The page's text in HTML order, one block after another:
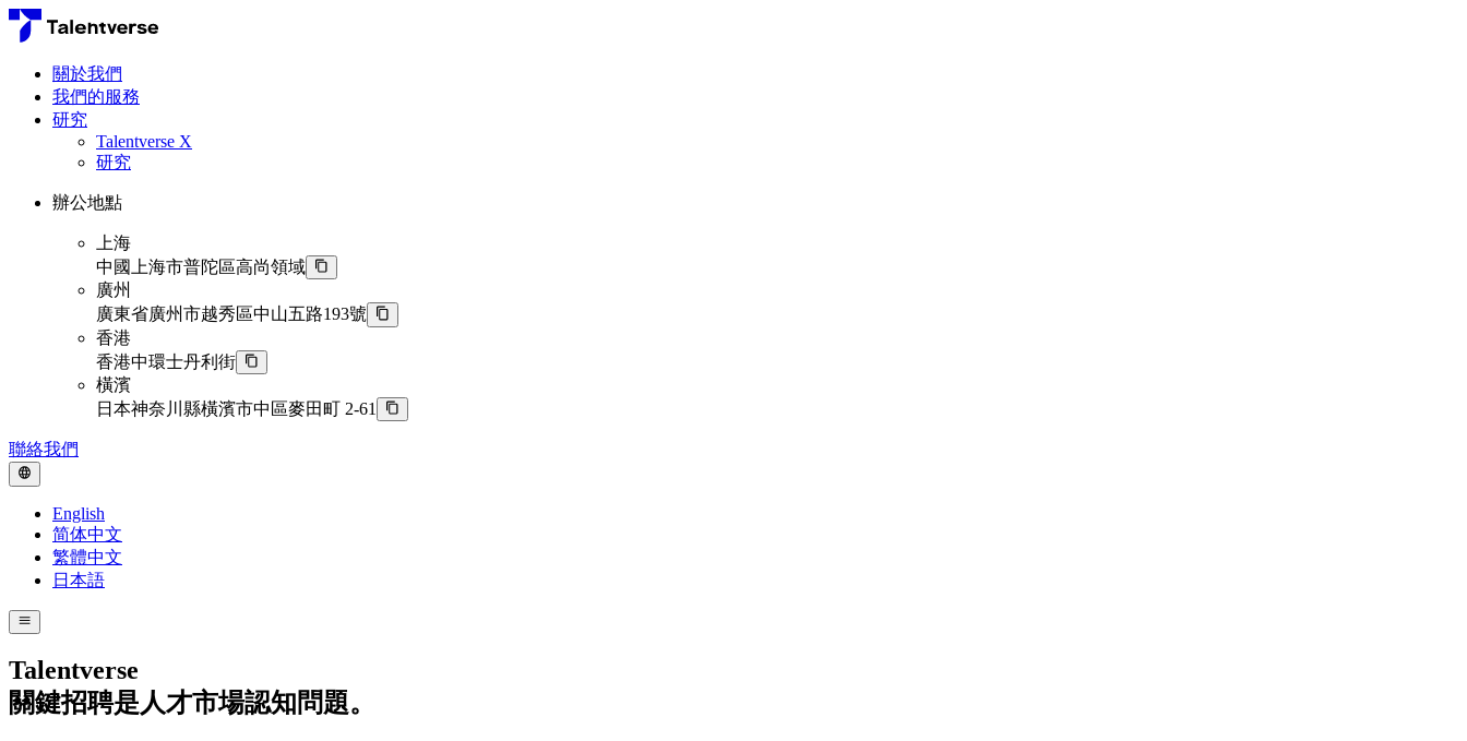
關於我們
我們的服務
研究
Talentverse X
研究
辦公地點
上海
中國上海市普陀區高尚領域
廣州
廣東省廣州市越秀區中山五路193號
香港
香港中環士丹利街
橫濱
日本神奈川縣橫濱市中區麥田町 2-61
聯絡我們
English
简体中文
繁體中文
日本語
Talentverse
關鍵招聘是人才市場認知問題。